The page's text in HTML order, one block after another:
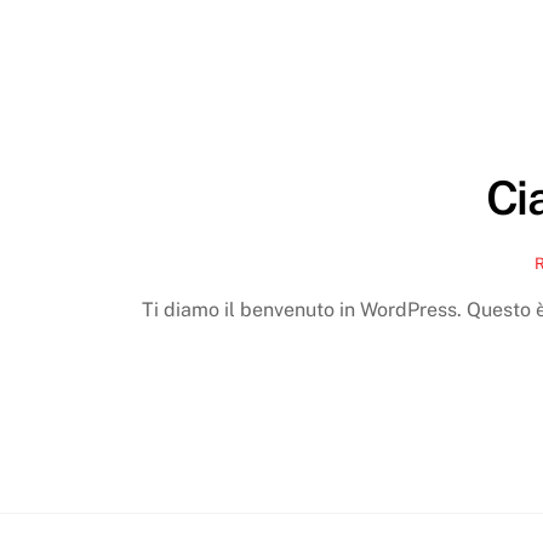
Ti diamo il benvenuto in WordPress.